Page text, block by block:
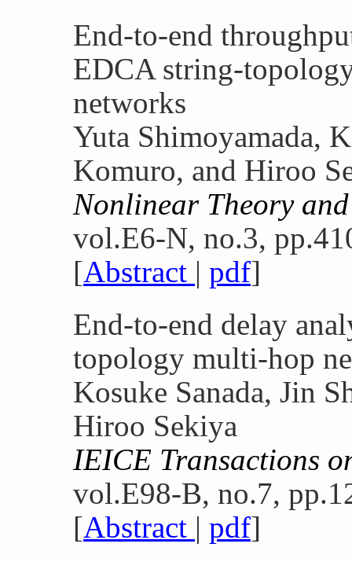
End-to-end
EDCA string-
networks
Yuta Shimoyamada,
Komuro, and Hiroo
Nonlinear Theory
vol.E6-N, no.3,
[Abstract | pdf]
End-to-end delay
topology multi-hop
Kosuke Sanada, Jin
Hiroo Sekiya
IEICE Transactions
vol.E98-B, no.7,
[Abstract | pdf]